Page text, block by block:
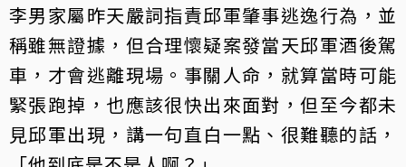
李男家屬昨天嚴詞指責邱軍肇事逃逸行為，並
稱雖無證據，但合理懷疑案發當天邱軍酒後駕
車，才會逃離現場。事關人命，就算當時可能
緊張跑掉，也應該很快出來面對，但至今都未
見邱軍出現，講一句直白一點、很難聽的話，